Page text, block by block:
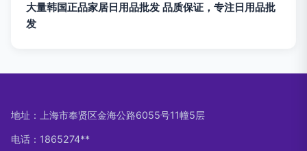
大量韩国正品家居日用品批发 品质保证，专注日用品批
发
地址：上海市奉贤区金海公路6055号11幢5层
电话：1865274**